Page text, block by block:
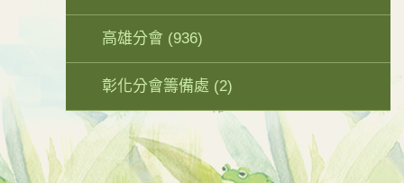
高雄分會 (936)
彰化分會籌備處 (2)